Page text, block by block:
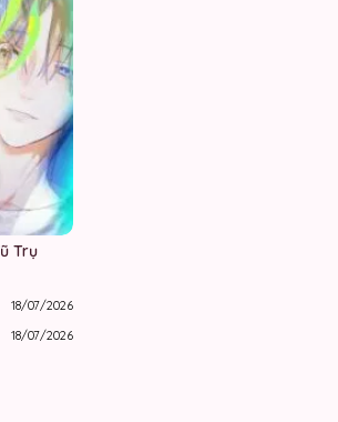
Trụ
18/07/2026
18/07/2026